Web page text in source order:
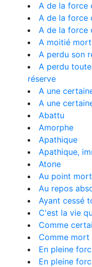
A de la force
A de la force
A de la force
A moitié mort
A perdu son
A perdu
réserve
A une
A une
Abattu
Amorphe
Apathique
Apathique,
Atone
Au point mort
Au repos
Ayant cessé
C'est la vie
Comme
Comme mort
En pleine
En pleine